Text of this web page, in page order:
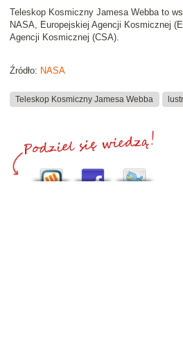
Teleskop Kosmiczny Jamesa Webba to
NASA, Europejskiej Agencji Kosmicznej
Agencji Kosmicznej (CSA).
Źródło: NASA
Teleskop Kosmiczny Jamesa Webba